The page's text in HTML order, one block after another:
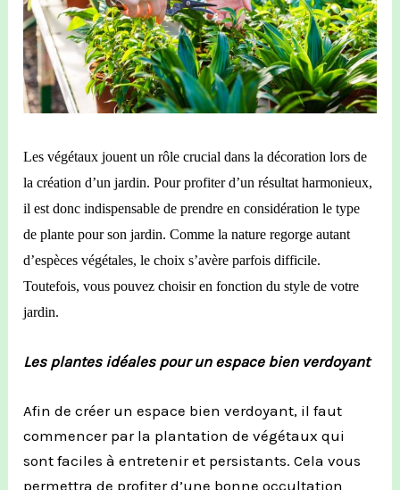
Les végétaux jouent un rôle crucial dans la décorationlors de
la créationd’un jardin. Pour profiter d’un résultat harmonieux,
il est donc indispensable de prendre en considération le type
de plante pour son jardin. Comme la nature regorgeautant
d’espèces végétales,le choix s’avère parfois difficile.
Toutefois, vous pouvez choisir en fonction du style de votre
jardin.
Les plantes idéales pour un espace bien verdoyant
Afin de créer un espace bien verdoyant, il faut
commencer par la plantation de végétaux qui
sont faciles à entretenir et persistants. Cela vous
permettra de profiter d’une bonne occultation